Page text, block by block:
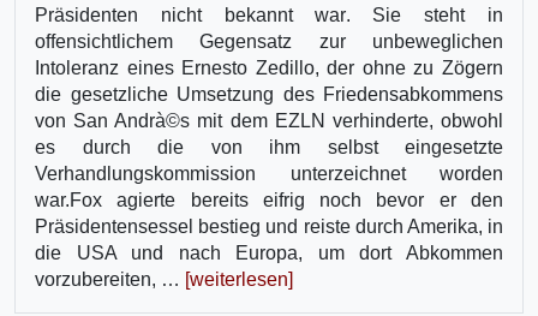
Präsidenten nicht bekannt war. Sie steht in
offensichtlichem Gegensatz zur unbeweglichen
Intoleranz eines Ernesto Zedillo, der ohne zu Zögern
die gesetzliche Umsetzung des Friedensabkommens
von San Andrà©s mit dem EZLN verhinderte, obwohl
es durch die von ihm selbst eingesetzte
Verhandlungskommission unterzeichnet worden
war.Fox agierte bereits eifrig noch bevor er den
Präsidentensessel bestieg und reiste durch Amerika, in
die USA und nach Europa, um dort Abkommen
vorzubereiten, … [weiterlesen]